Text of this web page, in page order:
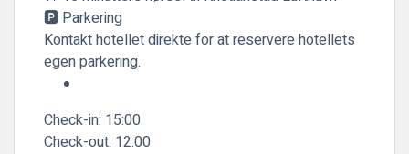
🅿️ Parkering
Kontakt hotellet direkte for at reservere hotellets
egen parkering.
Check-in: 15:00
Check-out: 12:00